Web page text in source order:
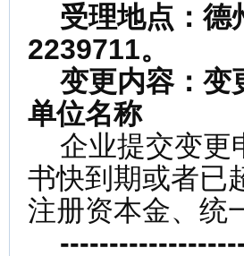
受理地点：
2239711。
变更内容：变
单位名称
企业提交变更
书快到期或者已
注册资本金、统